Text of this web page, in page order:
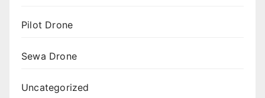
Pilot Drone
Sewa Drone
Uncategorized